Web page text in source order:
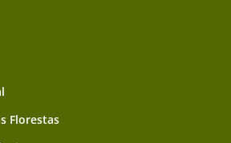
Florestas